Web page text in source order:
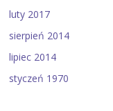
luty 2017
sierpień 2014
lipiec 2014
styczeń 1970